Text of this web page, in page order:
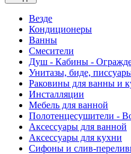
Везде
Кондиционеры
Ванны
Смесители
Душ - Кабины -
Унитазы, биде,
Раковины для ванны и
Инсталляции
Мебель для ванной
Полотенцесушители -
Аксессуары для ванной
Аксессуары для кухни
Сифоны и слив-